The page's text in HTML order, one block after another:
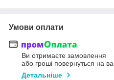
Умови оплати
Ви отримаєте замовлення
або гроші повернуться на
Детальніше